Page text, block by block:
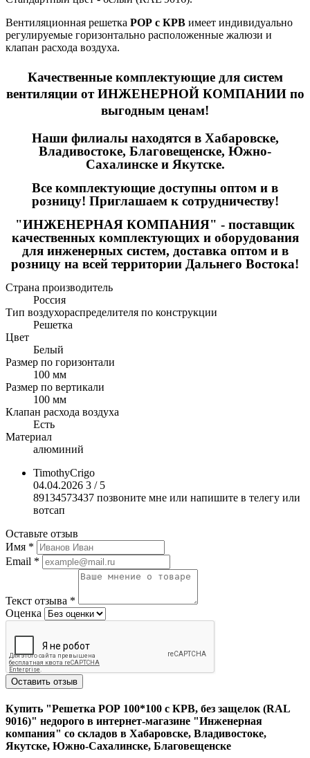
Вентиляционная решетка РОР с КРВ имеет индивидуально
регулируемые горизонтально расположенные жалюзи и
клапан расхода воздуха.
Качественные комплектующие для систем
вентиляции от ИНЖЕНЕРНОЙ КОМПАНИИ по
выгодным ценам!
Наши филиалы находятся в Хабаровске,
Владивостоке, Благовещенске, Южно-
Сахалинске и Якутске.
Все комплектующие доступны оптом и в
розницу! Приглашаем к сотрудничеству!
"ИНЖЕНЕРНАЯ КОМПАНИЯ" - поставщик
качественных комплектующих и оборудования
для инженерных систем, доставка оптом и в
розницу на всей территории Дальнего Востока!
Страна производитель
Россия
Тип воздухораспределителя по конструкции
Решетка
Цвет
Белый
Размер по горизонтали
100 мм
Размер по вертикали
100 мм
Клапан расхода воздуха
Есть
Материал
алюминий
TimothyCrigo
04.04.2026 3 / 5
89134573437 позвоните мне или напишите в телегу или
вотсап
Оставьте отзыв
Имя *
Email *
Текст отзыва *
Оценка
Оставить отзыв
Купить "Решетка РОР 100*100 с КРВ, без защелок (RAL
9016)" недорого в интернет-магазине "Инженерная
компания" со складов в Хабаровске, Владивостоке,
Якутске, Южно-Сахалинске, Благовещенске